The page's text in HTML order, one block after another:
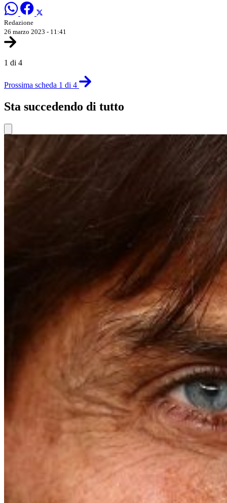
Redazione
26 marzo 2023 - 11:41
1 di 4
Prossima scheda 1 di 4
Sta succedendo di tutto